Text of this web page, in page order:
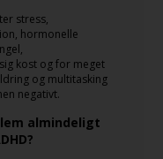
stress,
hormonelle
kost og for meget
og multitasking
negativt.
almindeligt